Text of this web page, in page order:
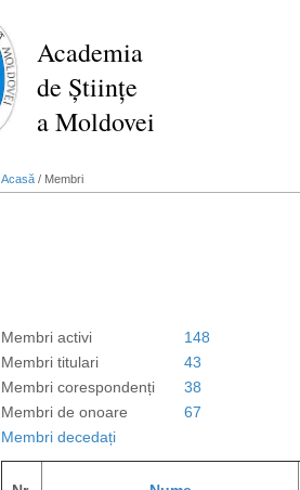
Academia
de Științe
a Moldovei
Acasă / Membri
Membri activi
148
Membri titulari
43
Membri corespondenți
38
Membri de onoare
67
Membri decedați